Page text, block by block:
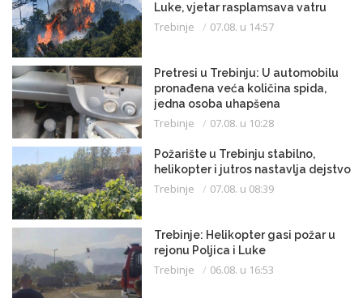
Luke, vjetar rasplamsava vatru
Trebinje 07.08. u 14:57
Pretresi u Trebinju: U automobilu
pronađena veća količina spida,
jedna osoba uhapšena
Trebinje 07.08. u 10:28
Požarište u Trebinju stabilno,
helikopter i jutros nastavlja dejstvo
Trebinje 07.08. u 08:39
Trebinje: Helikopter gasi požar u
rejonu Poljica i Luke
Trebinje 06.08. u 16:53